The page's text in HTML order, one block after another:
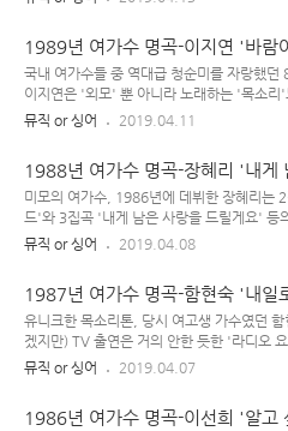
어서 무슨 내용인지 잘 모르겠지만, 최재훈
들어 봤다. [ 최재훈 : 단순히 잘 지르기만 하
부'에서도 '특유의 색깔과 감성'을 잃지 않는
가수. 특히 불렀을 때의 최재훈 표현법과 감
1989년 여가수 명곡-이지연 '바람
국내 여가수들 중 역대급 청순미를 자랑했던
이지연은 '외모' 뿐 아니라 노래하는 '목소리'
곡을 뒷받침 해줄 만한 '가창력'까지, 삼박자
가수인 '전영록 작사/작곡'의 노래로 당시 5
'골든컵' 수상한 노래이다.(전영록이 키운 가
유현상 소속사 가수였음. 전영록은 유현상 부
때 '이지연 노래' 작곡해 준 거-) [ "해가 뜨면
뮤직 or 싱어 2019.04.11
1988년 여가수 명곡-장혜리 '내게
릴게요'
미모의 여가수, 1986년에 데뷔한 장혜리는
드'와 3집곡 '내게 남은 사랑을 드릴게요' 등
를 누리며 5집까지 발표한 이후 가요계를 떠
는 바람결에~" 에서부터 킬.포인 곡으로 '라
가창력도 시원시원한 편이다. [ "스~치는 바
들려요. 내곁에서 떠나 버렸던~ 그립던 사
"어~둠이 지나가고, 내일이 찾아오면. 애태
뮤직 or 싱어 2019.04.08
1987년 여가수 명곡-함현숙 '내일
유니크한 목소리톤, 당시 여고생 가수였던
겠지만) TV 출연은 거의 안한 듯한 '라디오
대표곡 '내일로 가는 우리들'의 경우 라디오
듣기 좋은 편이다.(이선희와 '창법' 비슷한 듯
뮤직 or 싱어 2019.04.07
1986년 여가수 명곡-이선희 '알고